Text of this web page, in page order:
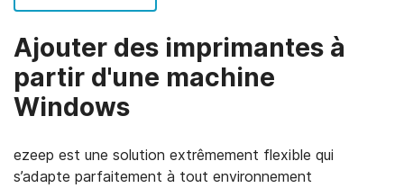
Ajouter des imprimantes à
partir d'une machine
Windows
ezeep est une solution extrêmement flexible qui
s’adapte parfaitement à tout environnement